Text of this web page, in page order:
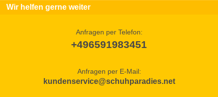
Wir helfen gerne weiter
Anfragen per Telefon:
+496591983451
Anfragen per E-Mail:
kundenservice@schuhparadies.net